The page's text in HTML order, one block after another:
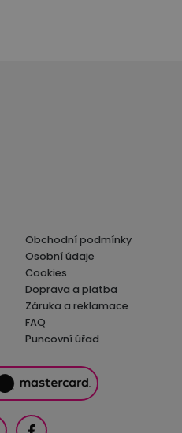
Obchodní podmínky
Osobní údaje
Cookies
Doprava a platba
Záruka a reklamace
FAQ
Puncovní úřad